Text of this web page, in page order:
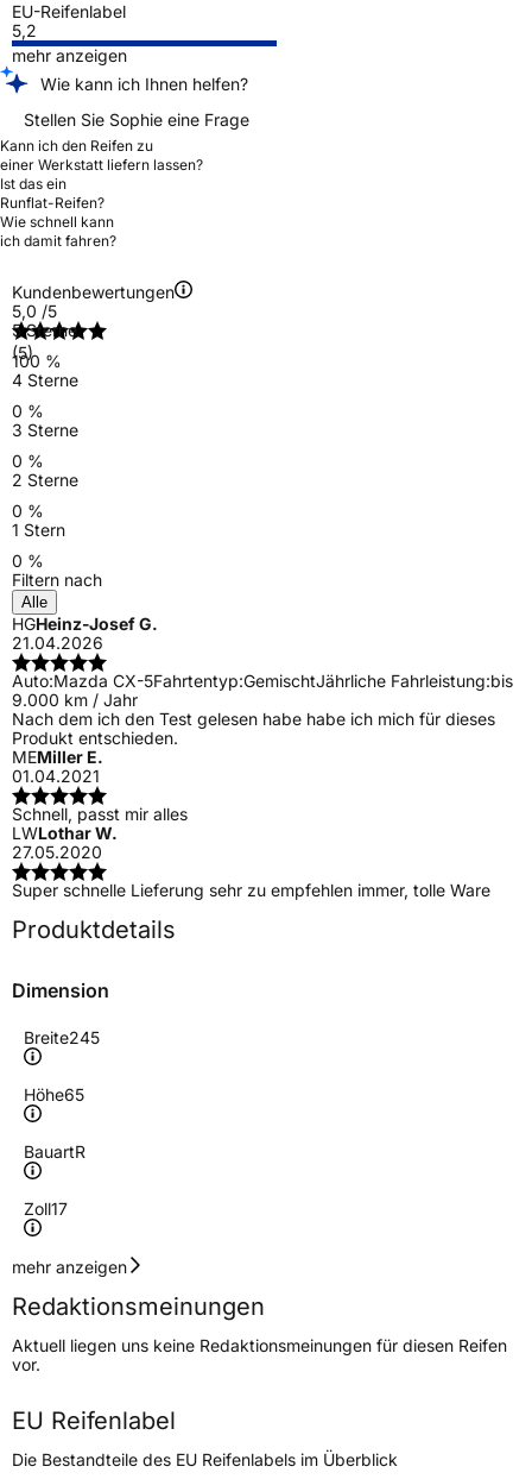
EU-Reifenlabel
5,2
mehr anzeigen
Wie kann ich Ihnen helfen?
Stellen Sie Sophie eine Frage
Kann ich den Reifen zu
einer Werkstatt liefern lassen?
Ist das ein
Runflat-Reifen?
Wie schnell kann
ich damit fahren?
Kundenbewertungen
5,0 /5
(5)
5 Sterne
100 %
4 Sterne
0 %
3 Sterne
0 %
2 Sterne
0 %
1 Stern
0 %
Filtern nach
Alle
HGHeinz-Josef G.
21.04.2026
Auto:Mazda CX-5Fahrtentyp:GemischtJährliche Fahrleistung:bis
9.000 km / Jahr
Nach dem ich den Test gelesen habe habe ich mich für dieses
Produkt entschieden.
MEMiller E.
01.04.2021
Schnell, passt mir alles
LWLothar W.
27.05.2020
Super schnelle Lieferung sehr zu empfehlen immer, tolle Ware
Produktdetails
Dimension
Breite245
Höhe65
BauartR
Zoll17
Geschwindigkeitsindex
Höchstgeschwindigkeit
210 km/h
Lastindex111
Höchstlast1090 kg
Generelle Merkmale
mehr anzeigen
Redaktionsmeinungen
Aktuell liegen uns keine Redaktionsmeinungen für diesen Reifen
vor.
EU Reifenlabel
Die Bestandteile des EU Reifenlabels im Überblick